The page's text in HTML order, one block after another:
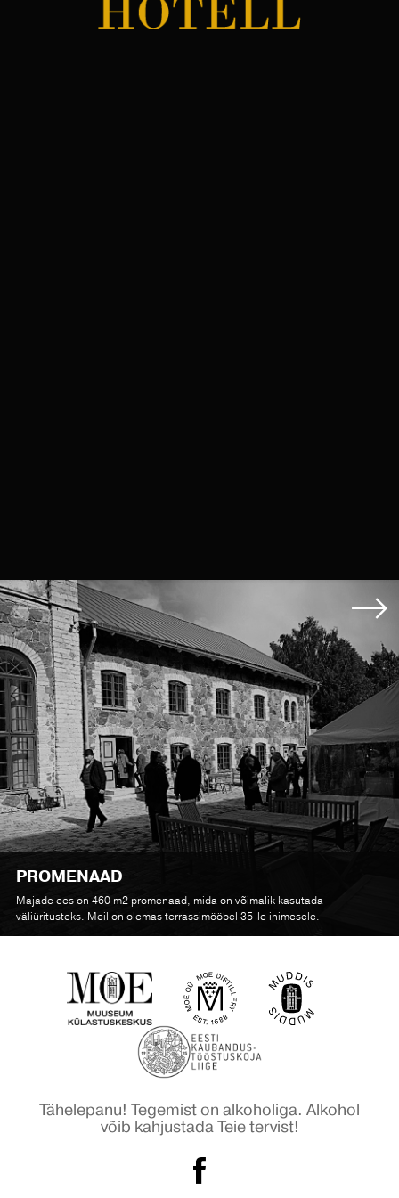
PROMENAAD
Majade ees on 460 m2 promenaad, mida on võimalik kasutada
väliüritusteks. Meil on olemas terrassimööbel 35-le inimesele.
Tähelepanu! Tegemist on alkoholiga. Alkohol
võib kahjustada Teie tervist!